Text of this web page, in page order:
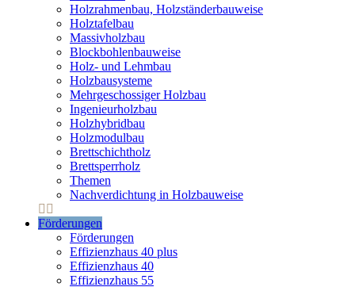
Holzrahmenbau, Holzständerbauweise
Holztafelbau
Massivholzbau
Blockbohlenbauweise
Holz- und Lehmbau
Holzbausysteme
Mehrgeschossiger Holzbau
Ingenieurholzbau
Holzhybridbau
Holzmodulbau
Brettschichtholz
Brettsperrholz
Themen
Nachverdichtung in Holzbauweise
Förderungen
Förderungen
Effizienzhaus 40 plus
Effizienzhaus 40
Effizienzhaus 55